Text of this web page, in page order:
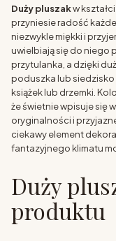
Duży pluszakw
przyniesie radość
niezwykle miękki i
uwielbiają się do niego
przytulanka, a dzięki
poduszka lub siedzisko
książek lub drzemki.
że świetnie wpisuje się
oryginalności i
ciekawy element
fantazyjnego klimatu
Duży
produktu